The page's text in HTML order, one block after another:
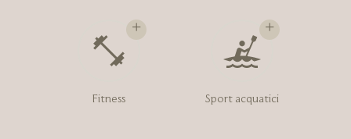
Fitness Sport acquatici